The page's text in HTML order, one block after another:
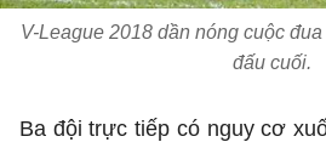
V-League 2018 dần nóng cuộc
đấu cuối.
Ba đội trực tiếp có nguy cơ